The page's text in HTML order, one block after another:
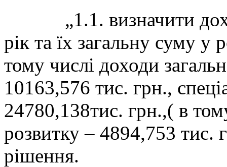
„1.1. визначити
рік та їх загальну суму
тому числі доходи
10163,576 тис. грн.,
24780,138тис. грн.,( в
розвитку – 4894,753 тис.
рішення.